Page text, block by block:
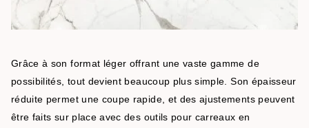
Grâce à son format léger offrant une vaste gamme de
possibilités, tout devient beaucoup plus simple. Son épaisseur
réduite permet une coupe rapide, et des ajustements peuvent
être faits sur place avec des outils pour carreaux en